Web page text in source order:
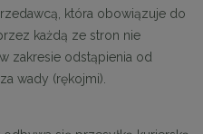
która obowiązuje do
każdą ze stron nie
zakresie odstąpienia od
wady (rękojmi).